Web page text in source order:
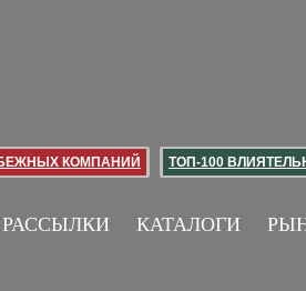
КОМПАНИЙ ТОП-100
РАССЫЛКИ КАТАЛОГИ